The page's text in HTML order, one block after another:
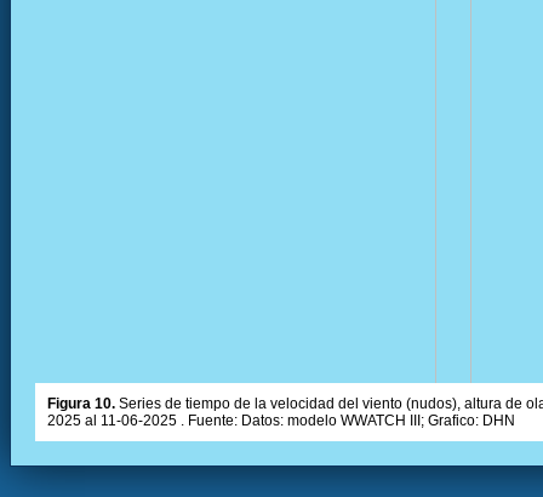
Figura 10. Series de tiempo de la velocidad del viento (nudos), altura de
2025 al 11-06-2025 . Fuente: Datos: modelo WWATCH III; Grafico: DHN